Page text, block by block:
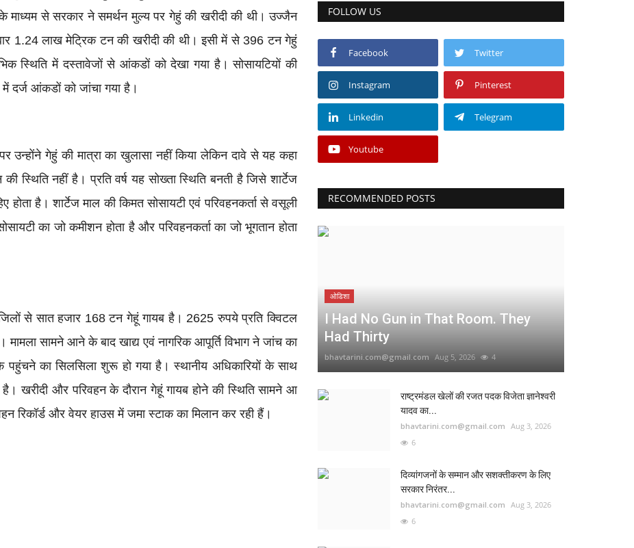
से सरकार ने समर्थन मुल्य पर गेहुं की खरीदी की थी। उज्जैन
1.24 लाख मेट्रिक टन की खरीदी की थी। इसी में से 396 टन गेहुं
स्थिति में दस्तावेजों से आंकडों को देखा गया है। सोसायटियों की
दर्ज आंकडों को जांचा गया है।
उन्होंने गेहुं की मात्रा का खुलासा नहीं किया लेकिन दावे से यह कहा
स्थिति नहीं है। प्रति वर्ष यह सोख्ता स्थिति बनती है जिसे शार्टेज
है। शार्टेज माल की किमत सोसायटी एवं परिवहनकर्ता से वसूली
का जो कमीशन होता है और परिवहनकर्ता का जो भूगतान होता
से सात हजार 168 टन गेहूं गायब है। 2625 रुपये प्रति क्विटल
सामने आने के बाद खाद्य एवं नागरिक आपूर्ति विभाग ने जांच का
का सिलसिला शुरू हो गया है। स्थानीय अधिकारियों के साथ
है। खरीदी और परिवहन के दौरान गेहूं गायब होने की स्थिति सामने आ
रिकॉर्ड और वेयर हाउस में जमा स्टाक का मिलान कर रही हैं।
FOLLOW US
Facebook Twitter
Instagram Pinterest
Linkedin Telegram
Youtube
RECOMMENDED POSTS
ओडिशा
I Had No Gun in That Room. They
Had Thirty
bhavtarini.com@gmail.com Aug 5, 2026 4
राष्ट्रमंडल खेलों की रजत पदक विजेता ज्ञानेश्वरी
यादव का...
bhavtarini.com@gmail.com Aug 3, 2026
6
दिव्यांगजनों के सम्मान और सशक्तीकरण के लिए
सरकार निरंतर...
bhavtarini.com@gmail.com Aug 3, 2026
6